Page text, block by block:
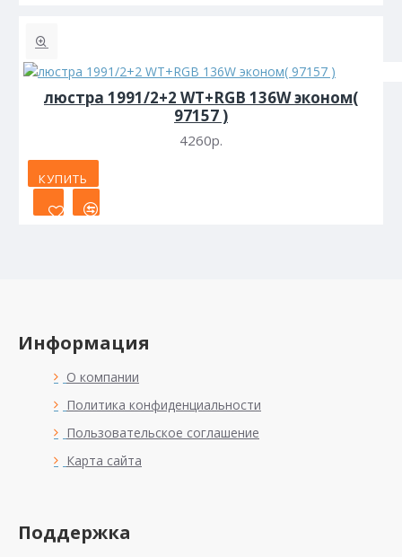
люстра 1991/2+2 WT+RGB 136W эконом(
97157 )
4260р.
КУПИТЬ
Информация
О компании
Политика конфиденциальности
Пользовательское соглашение
Карта сайта
Поддержка